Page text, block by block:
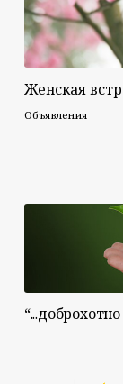
Женская
Объявления